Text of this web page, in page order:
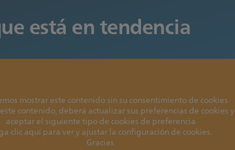
está en tendencia
mostrar este contenido sin su consentimiento de cookies.
contenido, deberá actualizar sus preferencias de cookies y
aceptar el siguiente tipo de cookies de preferencia
clic aquí para ver y ajustar la configuración de cookies.
Gracias.